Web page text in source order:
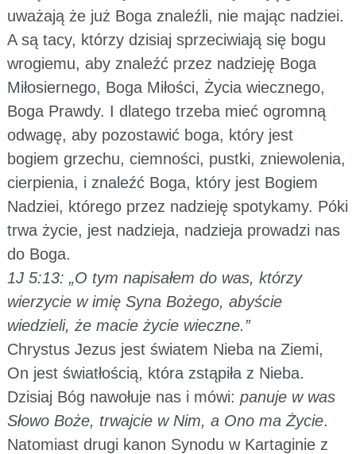
uważają że już Boga znaleźli, nie mając nadziei.
A są tacy, którzy dzisiaj sprzeciwiają się bogu
wrogiemu, aby znaleźć przez nadzieję Boga
Miłosiernego, Boga Miłości, Życia wiecznego,
Boga Prawdy. I dlatego trzeba mieć ogromną
odwagę, aby pozostawić boga, który jest
bogiem grzechu, ciemności, pustki, zniewolenia,
cierpienia, i znaleźć Boga, który jest Bogiem
Nadziei, którego przez nadzieję spotykamy. Póki
trwa życie, jest nadzieja, nadzieja prowadzi nas
do Boga.
1J 5:13: „O tym napisałem do was, którzy
wierzycie w imię Syna Bożego, abyście
wiedzieli, że macie życie wieczne.”
Chrystus Jezus jest światem Nieba na Ziemi,
On jest światłością, która zstąpiła z Nieba.
Dzisiaj Bóg nawołuje nas i mówi: panuje w was
Słowo Boże, trwajcie w Nim, a Ono ma Życie.
Natomiast drugi kanon Synodu w Kartaginie z